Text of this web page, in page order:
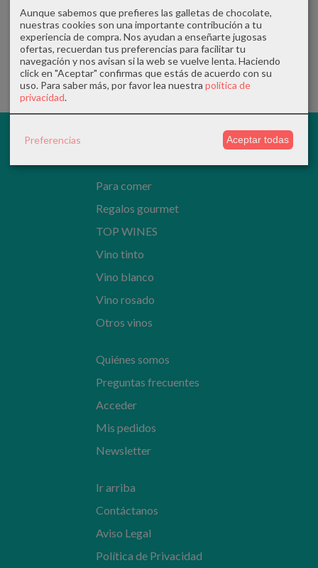
FLOR DE AHILLAS · Bodega Terra d'Art
11,00 €
Pedir Información
Descubre en www.lazascandileria.com los mejores vinos y
alimentos 100% españoles, artesanos y producción limitada.
Para comer
Regalos gourmet
TOP WINES
Vino tinto
Vino blanco
Vino rosado
Otros vinos
Quiénes somos
Preguntas frecuentes
Acceder
Mis pedidos
Newsletter
Ir arriba
Contáctanos
Aviso Legal
Política de Privacidad
Aunque sabemos que prefieres las galletas de chocolate,
nuestras cookies son una importante contribución a tu
experiencia de compra. Nos ayudan a enseñarte jugosas
ofertas, recuerdan tus preferencias para facilitar tu
navegación y nos avisan si la web se vuelve lenta. Haciendo
click en "Aceptar" confirmas que estás de acuerdo con su
uso. Para saber más, por favor lea nuestra política de
privacidad
Preferencias Aceptar todas